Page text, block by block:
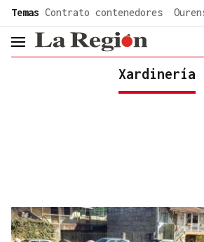
Temas Contrato contenedores
header.menu.open
Xardinería